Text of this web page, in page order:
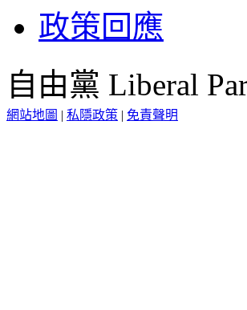
政策回應
自由黨 Liberal
網站地圖 | 私隱政策 | 免責聲明